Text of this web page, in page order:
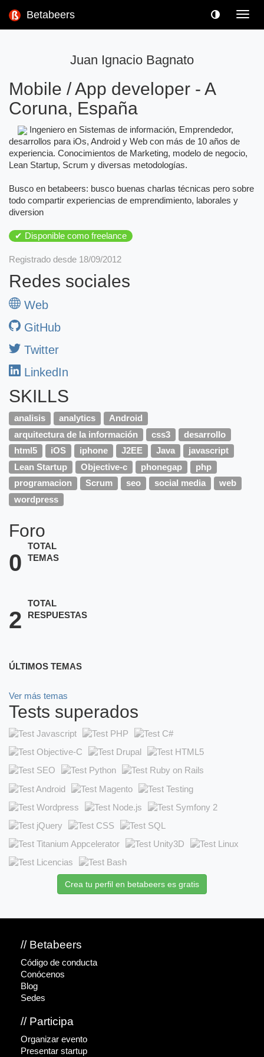
Betabeers
Juan Ignacio Bagnato
Mobile / App developer - A
Coruna, España
Ingeniero en Sistemas de información, Emprendedor,
desarrollos para iOs, Android y Web con más de 10 años de
experiencia. Conocimientos de Marketing, modelo de negocio,
Lean Startup, Scrum y diversas metodologías.
Busco en betabeers: busco buenas charlas técnicas pero sobre
todo compartir experiencias de emprendimiento, laborales y
diversion
✔ Disponible como freelance
Registrado desde 18/09/2012
Redes sociales
Web
GitHub
Twitter
LinkedIn
SKILLS
analisis analytics
Android
arquitectura de la información
css3
desarrollo
html5
iOS iphone J2EE Java
javascript
Lean Startup
Objective-c phonegap
php
programacion
Scrum seo social media
web
wordpress
Foro
0
TOTAL
TEMAS
2
TOTAL
RESPUESTAS
ÚLTIMOS TEMAS
Ver más temas
Tests superados
Crea tu perfil en betabeers es gratis
// Betabeers
Código de conducta
Conócenos
Blog
Sedes
// Participa
Organizar evento
Presentar startup